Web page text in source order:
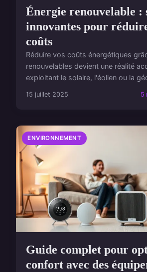
Énergie renouvelable :
innovantes pour
coûts
Réduire vos coûts énergétiques
renouvelables devient une réalité
exploitant le solaire, l'éolien ou la
15 juillet 2025 5
ENVIRONNEMENT
Guide complet pour
confort avec des